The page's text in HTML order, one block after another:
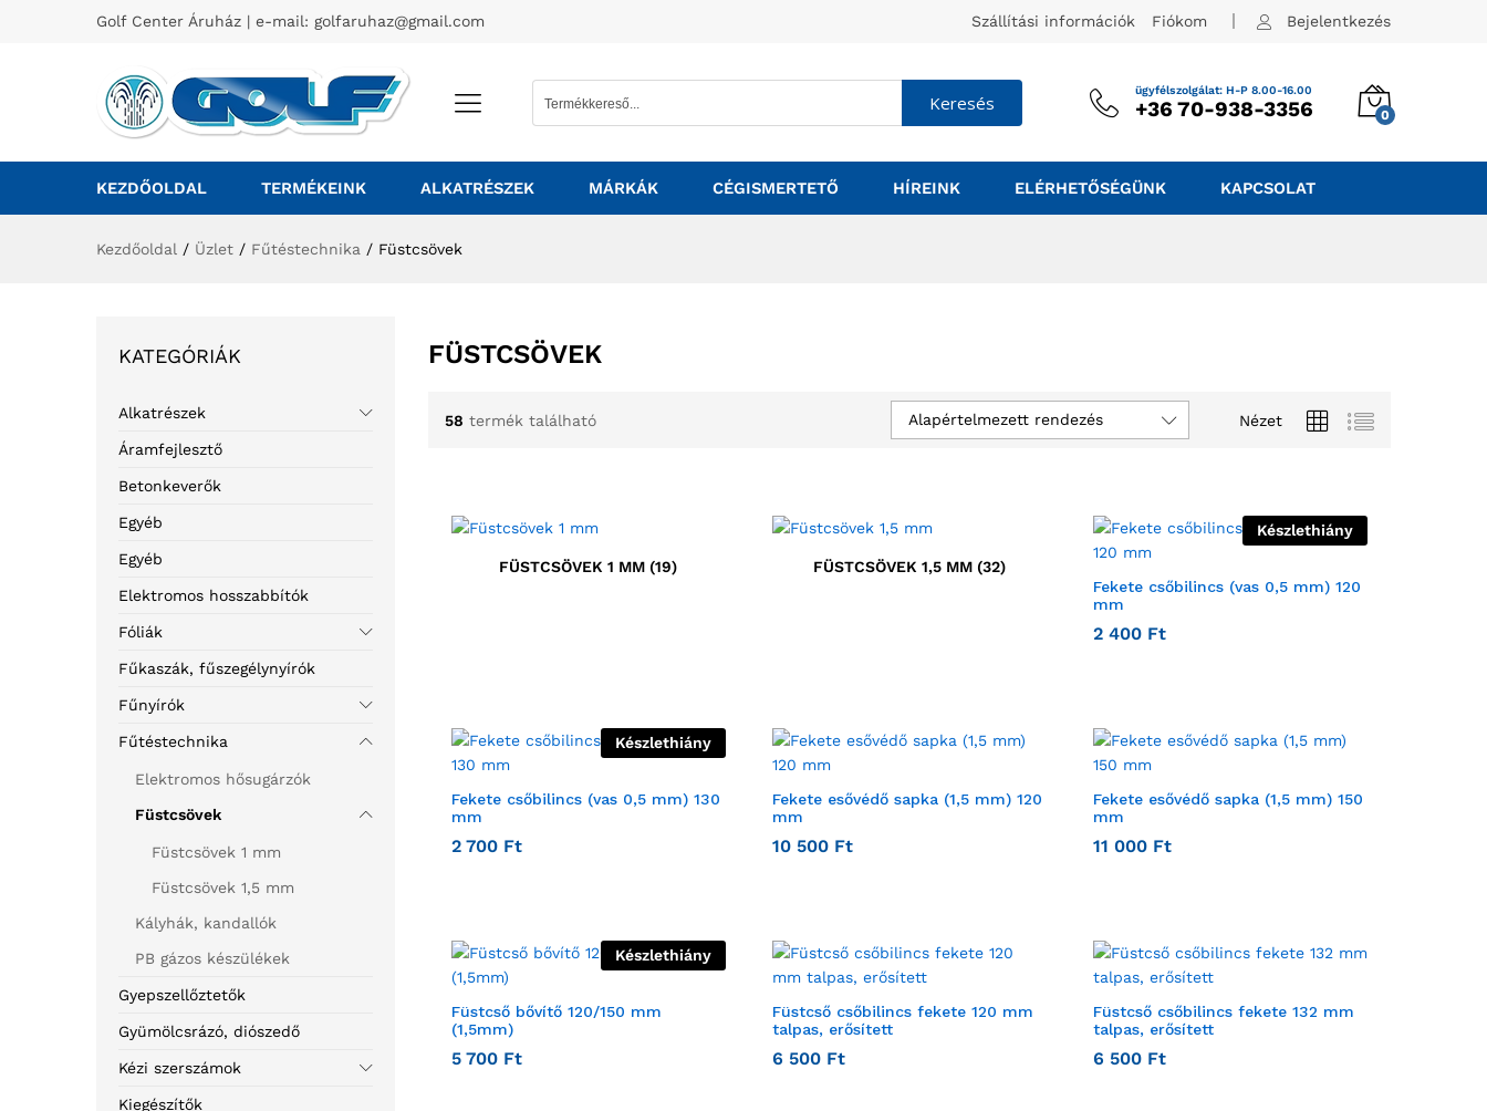
Golf Center Áruház | e-mail: golfaruhaz@gmail.com Szállítási információk Fiókom Bejelentkezés
Keresés
ügyfélszolgálat: H-P 8.00-16.00
+36 70-938-3356 0
KEZDŐOLDAL TERMÉKEINK ALKATRÉSZEK MÁRKÁK CÉGISMERTETŐ HÍREINK ELÉRHETŐSÉGÜNK KAPCSOLAT
Kezdőoldal / Üzlet / Fűtéstechnika / Füstcsövek
FÜSTCSÖVEK
58 termék található Nézet
Alapértelmezett rendezés
FÜSTCSÖVEK 1 MM (19) FÜSTCSÖVEK 1,5 MM (32)
Készlethiány
Fekete csőbilincs (vas 0,5 mm) 120
mm
2 400 Ft
Készlethiány
Fekete csőbilincs (vas 0,5 mm) 130
mm
2 700 Ft
Fekete esővédő sapka (1,5 mm) 120
mm
10 500 Ft
Fekete esővédő sapka (1,5 mm) 150
mm
11 000 Ft
Készlethiány
Füstcső bővítő 120/150 mm
(1,5mm)
5 700 Ft
Füstcső csőbilincs fekete 120 mm
talpas, erősített
6 500 Ft
Füstcső csőbilincs fekete 132 mm
talpas, erősített
6 500 Ft
KATEGÓRIÁK
Alkatrészek
Áramfejlesztő
Betonkeverők
Egyéb
Egyéb
Elektromos hosszabbítók
Fóliák
Fűkaszák, fűszegélynyírók
Fűnyírók
Fűtéstechnika
Elektromos hősugárzók
Füstcsövek
Füstcsövek 1 mm
Füstcsövek 1,5 mm
Kályhák, kandallók
PB gázos készülékek
Gyepszellőztetők
Gyümölcsrázó, diószedő
Kézi szerszámok
Kiegészítők